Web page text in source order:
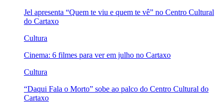
Jel apresenta “Quem te viu e quem te vê” no Centro Cultural
do Cartaxo
Cultura
Cinema: 6 filmes para ver em julho no Cartaxo
Cultura
“Daqui Fala o Morto” sobe ao palco do Centro Cultural do
Cartaxo